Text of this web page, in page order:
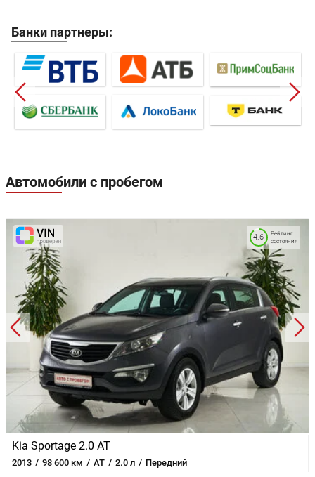
Банки партнеры:
Автомобили с пробегом
Kia Sportage 2.0 AT
2013 98 600 км AT 2.0 л Передний
Рейтинг
состояния
4.6